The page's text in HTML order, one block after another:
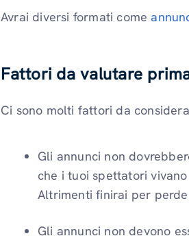
Avrai diversi formati come
Fattori da valutare
Ci sono molti fattori da
Gli annunci non
che i tuoi spettatori
Altrimenti finirai per
Gli annunci non devono